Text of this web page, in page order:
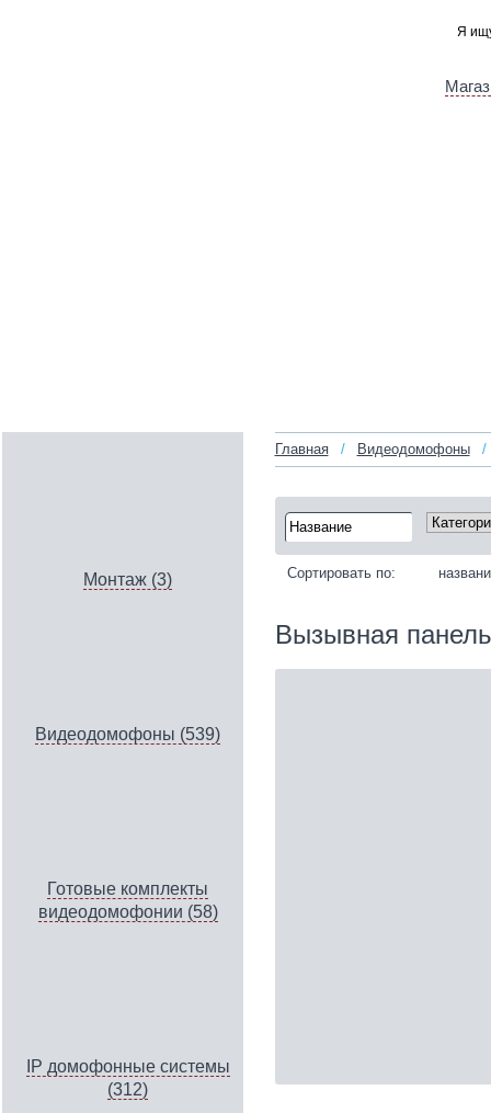
Монтаж (3)
Видеодомофоны (539)
Готовые комплекты
видеодомофонии (58)
IP домофонные системы
(312)
Главная / Видеодомофоны /
Сортировать по:
Вызывная